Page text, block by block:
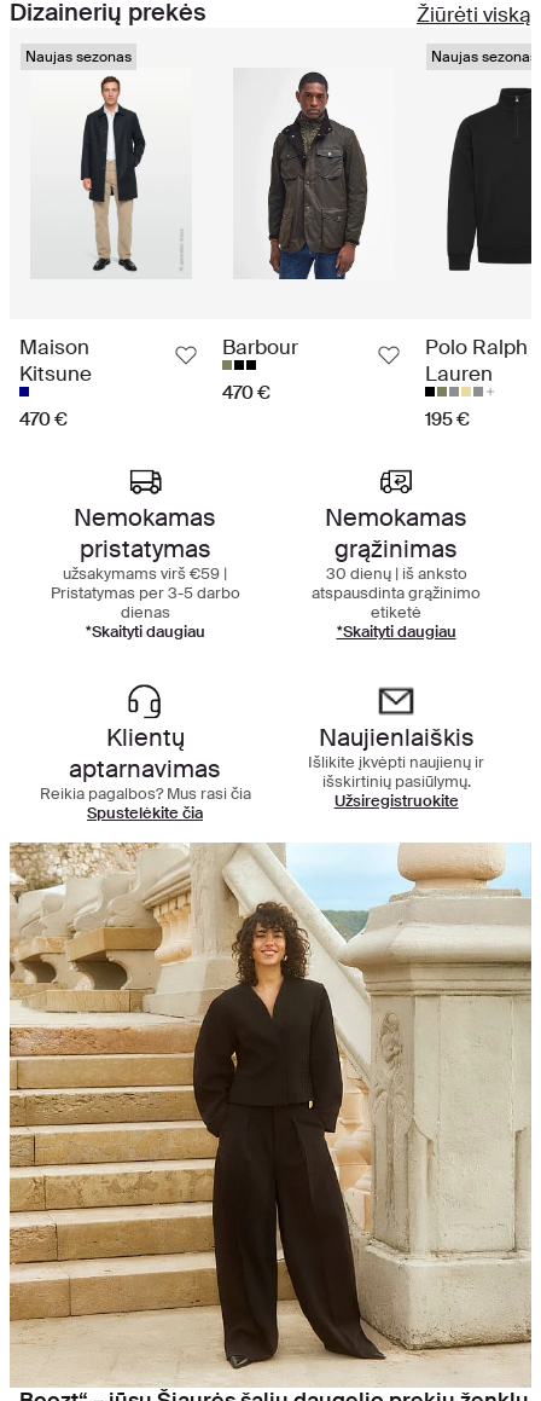
Dizainerių prekės Žiūrėti viską
Naujas sezonas
Maison
Kitsune
470 €
Barbour
470 €
Naujas sezonas
Polo Ralph
Lauren
195 €
Nemokamas
pristatymas
užsakymams virš €59 |
Pristatymas per 3-5 darbo
dienas
*Skaityti daugiau
Nemokamas
grąžinimas
30 dienų | iš anksto
atspausdinta grąžinimo
etiketė
*Skaityti daugiau
Klientų
aptarnavimas
Reikia pagalbos? Mus rasi čia
Spustelėkite čia
Naujienlaiškis
Išlikite įkvėpti naujienų ir
išskirtinių pasiūlymų.
Užsiregistruokite